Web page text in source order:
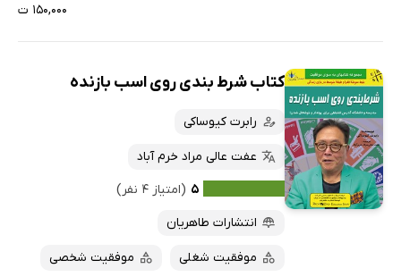
۱۵۰,۰۰۰ ت
کتاب شرط‌ بندی روی اسب بازنده
رابرت کیوساکی
عفت عالی مراد خرم آباد
۵ (امتیاز ۴ نفر)
انتشارات طاهریان
موفقیت شغلی موفقیت شخصی